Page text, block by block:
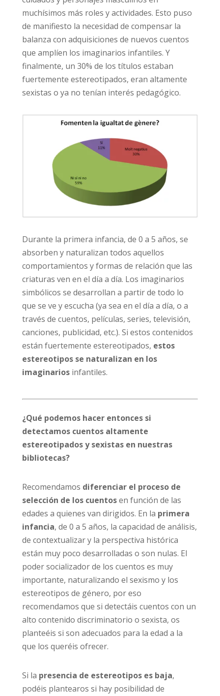
muchísimos más roles y actividades. Esto puso
de manifiesto la necesidad de compensar la
balanza con adquisiciones de nuevos cuentos
que amplíen los imaginarios infantiles. Y
finalmente, un 30% de los títulos estaban
fuertemente estereotipados, eran altamente
sexistas o ya no tenían interés pedagógico.
Durante la primera infancia, de 0 a 5 años, se
absorben y naturalizan todos aquellos
comportamientos y formas de relación que las
criaturas ven en el día a día. Los imaginarios
simbólicos se desarrollan a partir de todo lo
que se ve y escucha (ya sea en el día a día, o a
través de cuentos, películas, series, televisión,
canciones, publicidad, etc.). Si estos contenidos
están fuertemente estereotipados, estos
estereotipos se naturalizan en los
imaginariosinfantiles.
¿Qué podemos hacer entonces si
detectamos cuentos altamente
estereotipados y sexistas en nuestras
bibliotecas?
Recomendamos diferenciar el proceso de
selección de los cuentosen función de las
edades a quienes van dirigidos. En la primera
infancia, de 0 a 5 años, la capacidad de análisis,
de contextualizar y la perspectiva histórica
están muy poco desarrolladas o son nulas. El
poder socializador de los cuentos es muy
importante, naturalizando el sexismo y los
estereotipos de género, por eso
recomendamos que si detectáis cuentos con un
alto contenido discriminatorio o sexista, os
planteéis si son adecuados para la edad a la
que los queréis ofrecer.
Si la presencia de estereotipos es baja,
podéis plantearos si hay posibilidad de